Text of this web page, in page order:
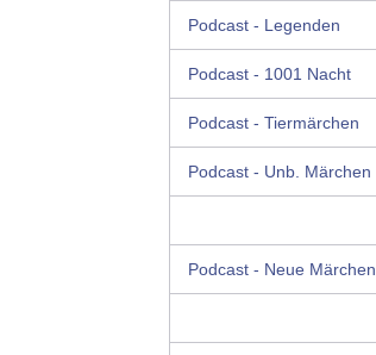
Podcast - Legenden
Podcast - 1001 Nacht
Podcast - Tiermärchen
Podcast - Unb. Märchen
Podcast - Neue Märchen